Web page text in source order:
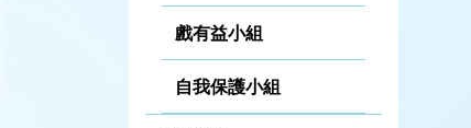
戲有益小組
自我保護小組